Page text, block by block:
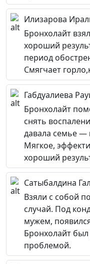
Илизарова
Бронхолайт
хороший
период
Смягчает
Габдуалиева
Бронхолайт
снять
давала семье —
Мягкое,
хороший
Сатыбалдина
Взяли с собой
случай. Под
мужем,
Бронхолайт был
проблемой.